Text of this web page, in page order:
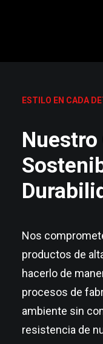
ESTILO EN CADA
Nos
productos de
hacerlo de
procesos de
ambiente sin
resistencia de